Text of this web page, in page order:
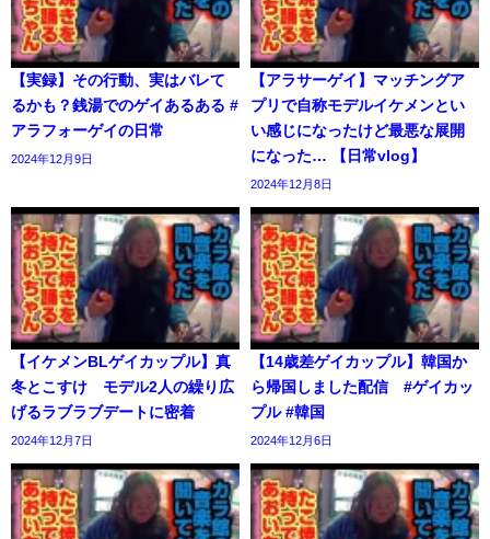
【実録】その行動、実はバレて
るかも？銭湯でのゲイあるある #
アラフォーゲイの日常
2024年12月9日
【アラサーゲイ】マッチングア
プリで自称モデルイケメンとい
い感じになったけど最悪な展開
になった… 【日常vlog】
2024年12月8日
【イケメンBLゲイカップル】真
冬とこすけ モデル2人の繰り広
げるラブラブデートに密着
2024年12月7日
【14歳差ゲイカップル】韓国か
ら帰国しました配信 #ゲイカッ
プル #韓国
2024年12月6日